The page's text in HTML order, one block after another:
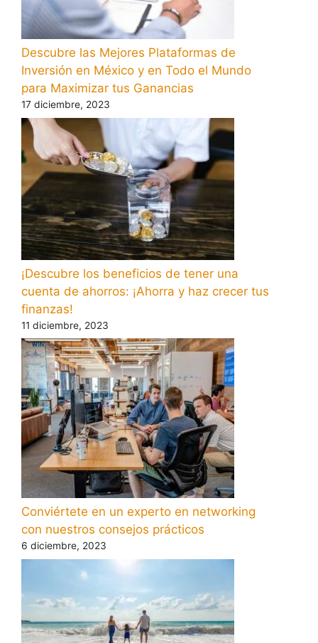
Descubre las Mejores Plataformas de
Inversión en México y en Todo el Mundo
para Maximizar tus Ganancias
17 diciembre, 2023
¡Descubre los beneficios de tener una
cuenta de ahorros: ¡Ahorra y haz crecer tus
finanzas!
11 diciembre, 2023
Conviértete en un experto en networking
con nuestros consejos prácticos
6 diciembre, 2023